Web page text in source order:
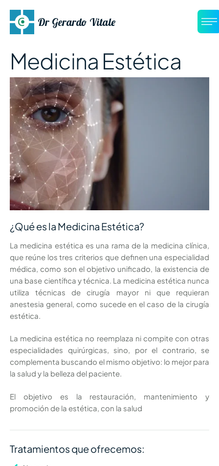
Dr Gerardo Vitale
Medicina Estética
¿Qué es la Medicina Estética?
La medicina estética es una rama de la medicina clínica,
que reúne los tres criterios que definen una especialidad
médica, como son el objetivo unificado, la existencia de
una base científica y técnica. La medicina estética nunca
utiliza técnicas de cirugía mayor ni que requieran
anestesia general, como sucede en el caso de la cirugía
estética.
La medicina estética no reemplaza ni compite con otras
especialidades quirúrgicas, sino, por el contrario, se
complementa buscando el mismo objetivo: lo mejor para
la salud y la belleza del paciente.
El objetivo es la restauración, mantenimiento y
promoción de la estética, con la salud
Tratamientos que ofrecemos: